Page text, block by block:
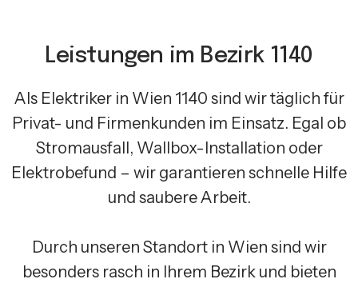
Leistungen im Bezirk 1140
Als Elektriker in Wien 1140 sind wir täglich für
Privat- und Firmenkunden im Einsatz. Egal ob
Stromausfall, Wallbox-Installation oder
Elektrobefund – wir garantieren schnelle Hilfe
und saubere Arbeit.
Durch unseren Standort in Wien sind wir
besonders rasch in Ihrem Bezirk und bieten